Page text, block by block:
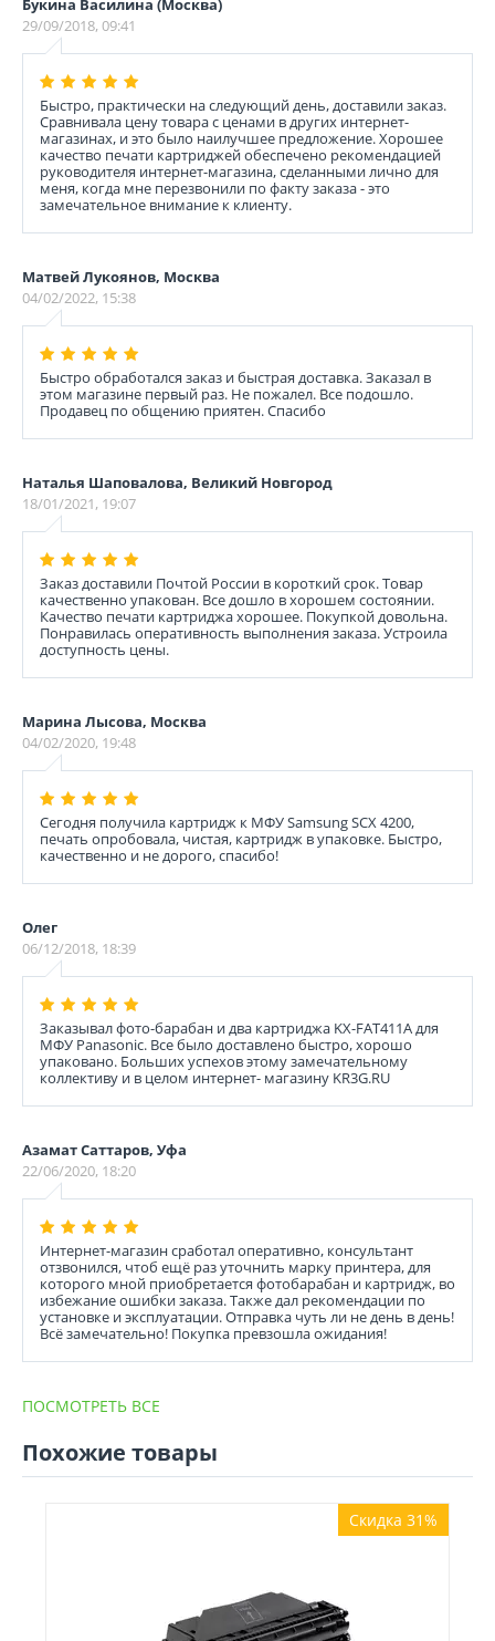
Букина Василина (Москва)
29/09/2018, 09:41
Быстро, практически на следующий день, доставили заказ.
Сравнивала цену товара с ценами в других интернет-
магазинах, и это было наилучшее предложение. Хорошее
качество печати картриджей обеспечено рекомендацией
руководителя интернет-магазина, сделанными лично для
меня, когда мне перезвонили по факту заказа - это
замечательное внимание к клиенту.
Матвей Лукоянов, Москва
04/02/2022, 15:38
Быстро обработался заказ и быстрая доставка. Заказал в
этом магазине первый раз. Не пожалел. Все подошло.
Продавец по общению приятен. Спасибо
Наталья Шаповалова, Великий Новгород
18/01/2021, 19:07
Заказ доставили Почтой России в короткий срок. Товар
качественно упакован. Все дошло в хорошем состоянии.
Качество печати картриджа хорошее. Покупкой довольна.
Понравилась оперативность выполнения заказа. Устроила
доступность цены.
Марина Лысова, Москва
04/02/2020, 19:48
Сегодня получила картридж к МФУ Samsung SCX 4200,
печать опробовала, чистая, картридж в упаковке. Быстро,
качественно и не дорого, спасибо!
Олег
06/12/2018, 18:39
Заказывал фото-барабан и два картриджа KX-FAT411A для
МФУ Panasonic. Все было доставлено быстро, хорошо
упаковано. Больших успехов этому замечательному
коллективу и в целом интернет- магазину KR3G.RU
Азамат Саттаров, Уфа
22/06/2020, 18:20
Интернет-магазин сработал оперативно, консультант
отзвонился, чтоб ещё раз уточнить марку принтера, для
которого мной приобретается фотобарабан и картридж, во
избежание ошибки заказа. Также дал рекомендации по
установке и эксплуатации. Отправка чуть ли не день в день!
Всё замечательно! Покупка превзошла ожидания!
ПОСМОТРЕТЬ ВСЕ
Похожие товары
Скидка 31%